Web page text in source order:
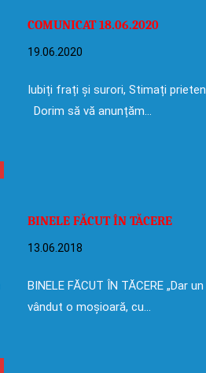
COMUNICAT 18.06.2020
19.06.2020
Iubiți frați și surori, Stimați
Dorim să vă anunțăm…
BINELE FĂCUT ÎN TĂCERE
13.06.2018
BINELE FĂCUT ÎN TĂCERE „Dar
vândut o moșioară, cu…